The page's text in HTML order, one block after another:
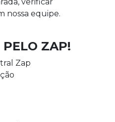
nossa equipe.
ZAP!
Zap